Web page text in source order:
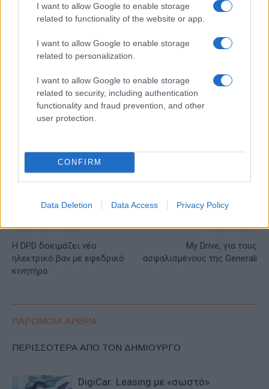
I want to allow Google to enable storage
related to functionality of the website or app.
I want to allow Google to enable storage
related to personalization.
I want to allow Google to enable storage
related to security, including authentication
functionality and fraud prevention, and other
user protection.
CONFIRM
Data Deletion Data Access Privacy Policy
άνοιξε τις πύλες του σε όλους
ΕΤΙΚΕΤΕΣ MaaS rent a car Verra Mobility
Γαλλία
Διόδια
Ευρώπη
Προηγούμενο άρθρο
Η DPD δοκιμάζει νέο
ηλεκτρικό βαν με εφεδρικό
κινητήρα
Επόμενο άρθρο
My Drive, για τους
ασφαλισμένους της Generali
ΠΑΡΟΜΟΙΑ ΑΡΘΡΑ
ΠΕΡΙΣΣΟΤΕΡΑ ΑΠΟ ΤΟΝ ΔΗΜΙΟΥΡΓΟ
DigiCar: Leasing με «σωστό»